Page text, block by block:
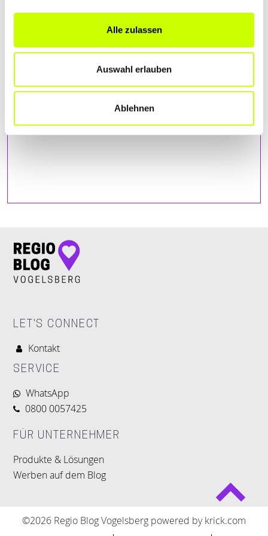
Alle zulassen
Auswahl erlauben
Ablehnen
Bitte akzeptieredie Statistik und Marketing Cookies, damit
Du die Map sehen kannst.
LET'S CONNECT
Kontakt
SERVICE
WhatsApp
0800 0057425
FÜR UNTERNEHMER
Produkte & Lösungen
Werben auf dem Blog
©2026 Regio Blog Vogelsberg powered by krick.com